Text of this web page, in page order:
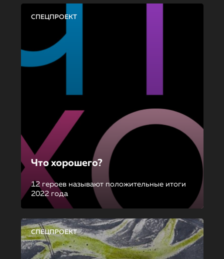
СПЕЦПРОЕКТ
Что хорошего?
12 героев называют положительные итоги
2022 года
СПЕЦПРОЕКТ